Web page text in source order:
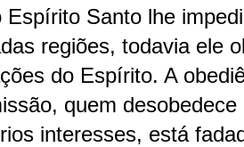
Espírito Santo lhe
regiões, todavia ele
do Espírito. A
quem
interesses, está